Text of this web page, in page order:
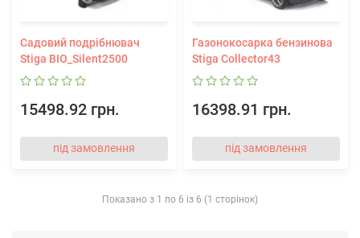
Садовий подрібнювач
Stiga BIO_Silent2500
15498.92 грн.
під замовлення
Газонокосарка бензинова
Stiga Collector43
16398.91 грн.
під замовлення
Показано з 1 по 6 із 6 (1 сторінок)